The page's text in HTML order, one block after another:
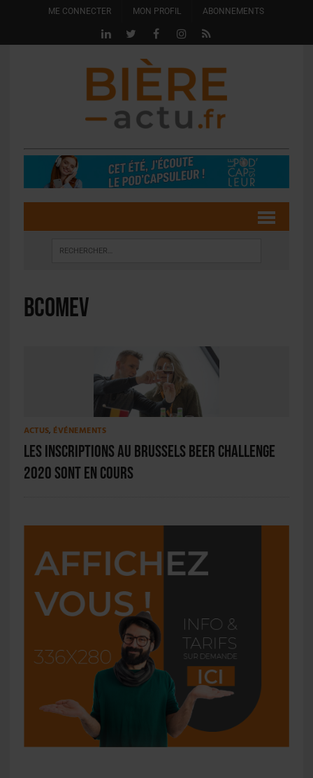
ME CONNECTER MON PROFIL ABONNEMENTS
bcomev
ACTUS, ÉVÉNEMENTS
Les inscriptions au Brussels Beer Challenge
2020 sont en cours